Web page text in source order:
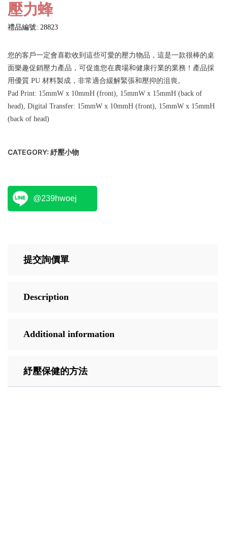
壓力蜂
禮品編號: 28823
您的客戶一定會喜歡收到這些可愛的壓力物品，這是一款很棒的桌
面樂趣促銷壓力產品，可促進您在農場和健康行業的業務！產品採
用優質 PU 材料製成，非常適合緩解緊張和壓抑的沮喪。
Pad Print: 15mmW x 10mmH (front), 15mmW x 15mmH (back of
head), Digital Transfer: 15mmW x 10mmH (front), 15mmW x 15mmH
(back of head)
CATEGORY: 紓壓小物
@239hwoej
提交詢價單
Description
Additional information
紓壓保健的方法